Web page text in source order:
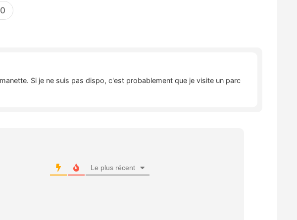
0
Si je ne suis pas dispo, c'est probablement que je visite un parc
Le plus récent